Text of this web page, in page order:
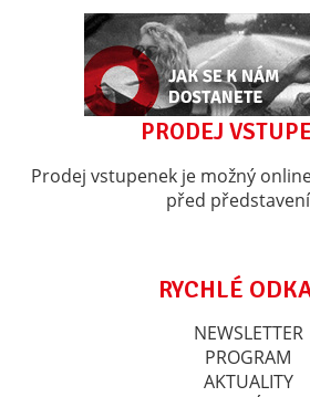
PRODEJ
Prodej vstupenek je možný
před
RYCHLÉ
NEWSLETTER
PROGRAM
AKTUALITY